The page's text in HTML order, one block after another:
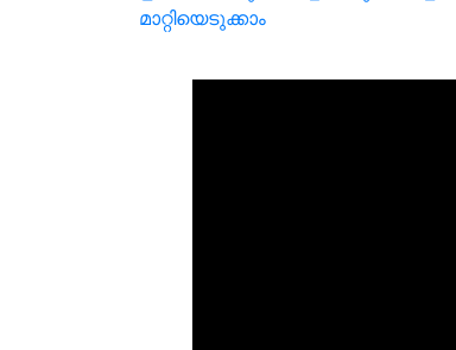
മാറ്റിയെടുക്കാം